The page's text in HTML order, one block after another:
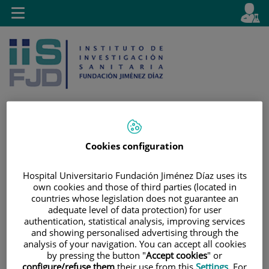
Saltar al contenido
contenido
idioma
activo
es
Toggle
navigation
Cookies configuration
Hospital Universitario Fundación Jiménez Díaz uses its
own cookies and those of third parties (located in
countries whose legislation does not guarantee an
adequate level of data protection) for user
authentication, statistical analysis, improving services
and showing personalised advertising through the
analysis of your navigation. You can accept all cookies
by pressing the button "Accept cookies" or